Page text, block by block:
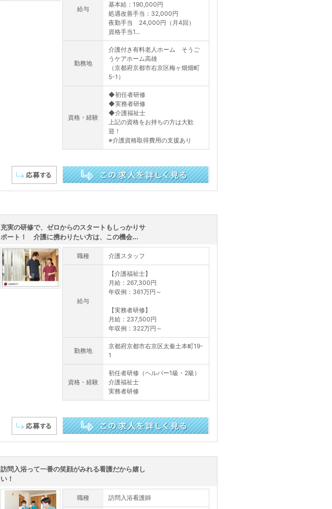
給与
基本給：190,000円
処遇改善手当：32,000円
夜勤手当 24,000円（月4回）
資格手当1...
勤務地
介護付き有料老人ホーム そうご
うケアホーム高雄
（京都府京都市右京区梅ヶ畑畑町
5-1）
資格・経験
◆初任者研修
◆実務者研修
◆介護福祉士
上記の資格をお持ちの方は大歓
迎！
※介護資格取得費用の支援あり
充実の研修で、ゼロからのスタートもしっかりサ
ポート！ 介護に携わりたい方は、この機会...
職種 介護スタッフ
給与
【介護福祉士】
月給：267,300円
年収例：361万円～
【実務者研修】
月給：237,500円
年収例：322万円～
勤務地
京都府京都市右京区太秦土本町19-
1
資格・経験
初任者研修（ヘルパー1級・2級）
介護福祉士
実務者研修
訪問入浴って一番の笑顔がみれる看護だから嬉し
い！
職種 訪問入浴看護師